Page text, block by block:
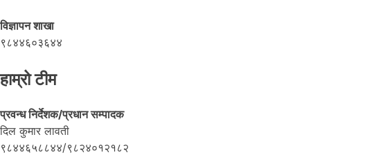
विज्ञापन शाखा
९८४४६०३६४४
हाम्रो टीम
प्रवन्ध निर्देशक/प्रधान सम्पादक
दिल कुमार लावती
९८४४६५८८४४/९८२४०१२१८२